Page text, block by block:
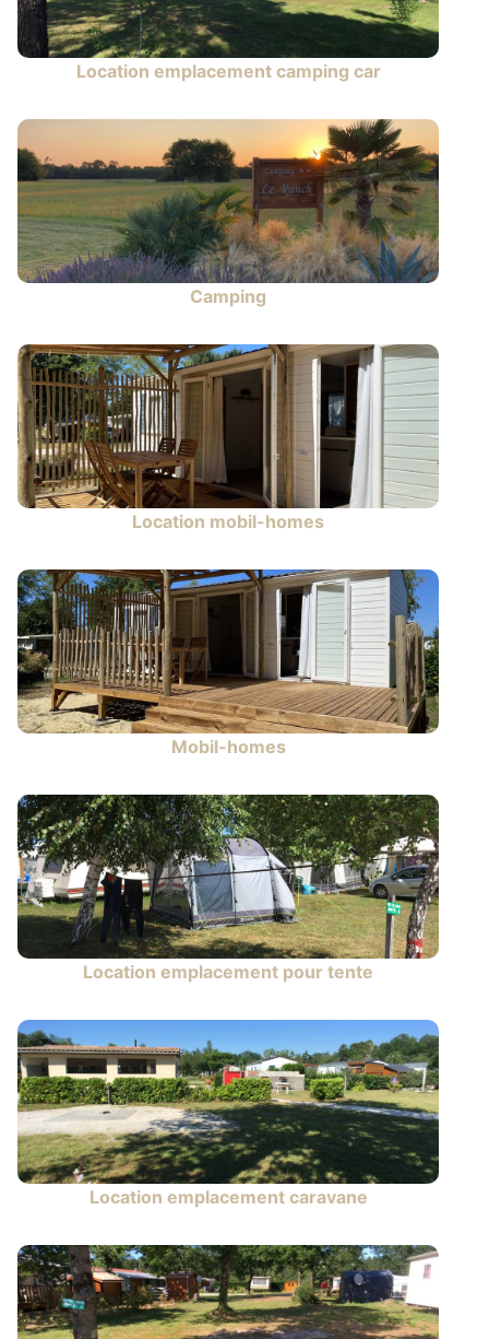
Location emplacement camping car
Camping
Location mobil-homes
Mobil-homes
Location emplacement pour tente
Location emplacement caravane